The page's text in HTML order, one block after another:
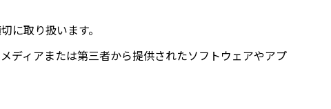
に取り扱います。
ディアまたは第三者から提供されたソフトウェアやアプ